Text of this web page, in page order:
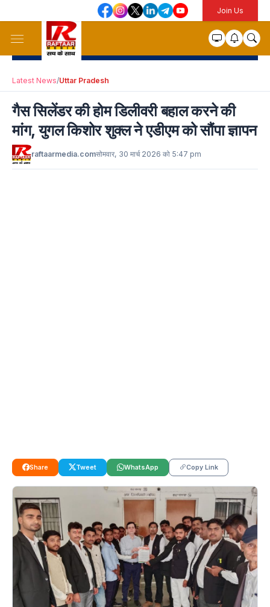
Join Us
Latest News/Uttar Pradesh
गैस सिलेंडर की होम डिलीवरी बहाल करने की
मांग, युगल किशोर शुक्ल ने एडीएम को सौंपा ज्ञापन
raftaarmedia.comसोमवार, 30 मार्च 2026 को 5:47 pm
Share Tweet WhatsApp Copy Link